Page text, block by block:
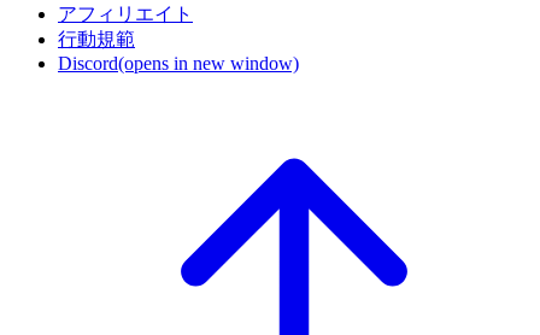
アフィリエイト
行動規範
Discord(opens in new window)